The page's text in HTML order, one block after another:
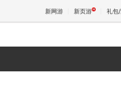
新网游 新页游 礼包